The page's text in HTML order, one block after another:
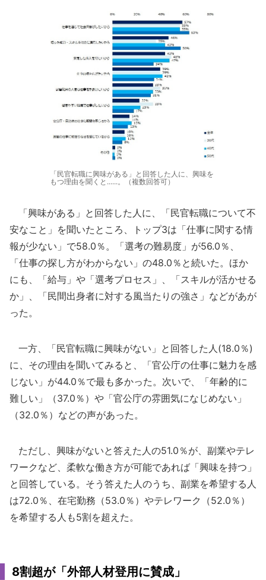
「民官転職に興味がある」と回答した人に、興味を
もつ理由を聞くと......。（複数回答可）
「興味がある」と回答した人に、「民官転職について不
安なこと」を聞いたところ、トップ3は「仕事に関する情
報が少ない」で58.0％。「選考の難易度」が56.0％、
「仕事の探し方がわからない」の48.0％と続いた。ほか
にも、「給与」や「選考プロセス」、「スキルが活かせる
か」、「民間出身者に対する風当たりの強さ」などがあが
った。
一方、「民官転職に興味がない」と回答した人(18.0％)
に、その理由を聞いてみると、「官公庁の仕事に魅力を感
じない」が44.0％で最も多かった。次いで、「年齢的に
難しい」（37.0％）や「官公庁の雰囲気になじめない」
（32.0％）などの声があった。
ただし、興味がないと答えた人の51.0％が、副業やテレ
ワークなど、柔軟な働き方が可能であれば「興味を持つ」
と回答している。そう答えた人のうち、副業を希望する人
は72.0％、在宅勤務（53.0％）やテレワーク（52.0％）
を希望する人も5割を超えた。
8割超が「外部人材登用に賛成」